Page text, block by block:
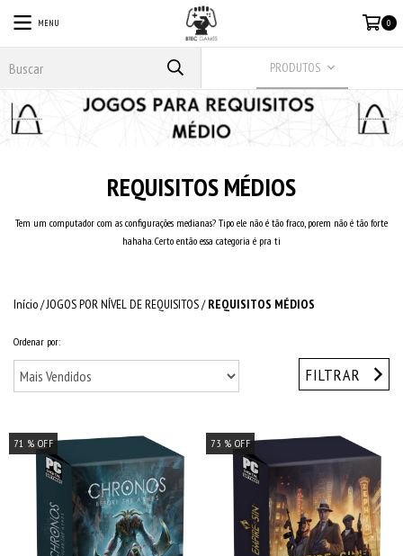
MENU 0
PRODUTOS
REQUISITOS MÉDIOS
Tem um computador com as configurações medianas? Tipo ele não é tão fraco, porem não é tão forte
hahaha. Certo então essa categoria é pra ti
Início/JOGOS POR NÍVEL DE REQUISITOS/ REQUISITOS MÉDIOS
Ordenar por:
FILTRAR
71 % OFF 73 % OFF